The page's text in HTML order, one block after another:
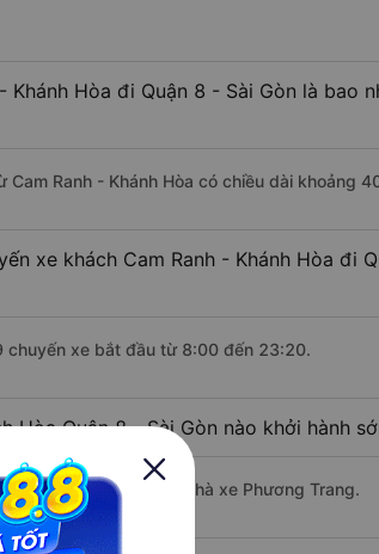
Khánh Hòa đi Quận 8 - Sài Gòn là bao
Ranh - Khánh Hòa có chiều dài khoảng
xe khách Cam Ranh - Khánh Hòa đi
chuyến xe bắt đầu từ 8:00 đến 23:20.
Hòa Quận 8 - Sài Gòn nào khởi hành
vào lúc 8:00 là của nhà xe Phương Trang.